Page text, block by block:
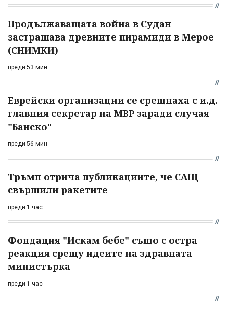
Продължаващата война в Судан
застрашава древните пирамиди в Мерое
(СНИМКИ)
преди 53 мин
Еврейски организации се срещнаха с и.д.
главния секретар на МВР заради случая
"Банско"
преди 56 мин
Тръмп отрича публикациите, че САЩ
свършили ракетите
преди 1 час
Фондация "Искам бебе" също с остра
реакция срещу идеите на здравната
министърка
преди 1 час